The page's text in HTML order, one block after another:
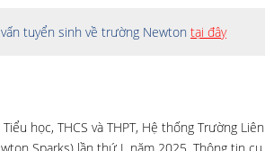
tuyển sinh về trường Newton tại đây
học, THCS và THPT, Hệ thống Trường